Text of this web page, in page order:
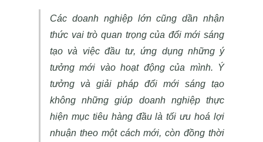
Các doanh nghiệp lớn cũng dần nhận
thức vai trò quan trọng của đổi mới sáng
tạo và việc đầu tư, ứng dụng những ý
tưởng mới vào hoạt động của mình. Ý
tưởng và giải pháp đổi mới sáng tạo
không những giúp doanh nghiệp thực
hiện mục tiêu hàng đầu là tối ưu hoá lợi
nhuận theo một cách mới, còn đồng thời